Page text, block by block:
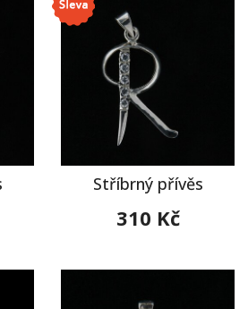
Stříbrný přívěs
310 Kč